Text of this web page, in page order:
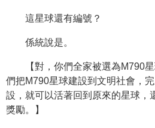
這星球還有編號？
係統說是。
【對，你們全家被選為M790
們把M790星球建設到文明社會，
設，就可以活著回到原來的星球，
獎勵。】